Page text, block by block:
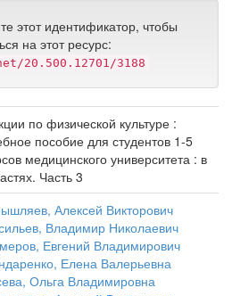
этот идентификатор, чтобы
на этот ресурс:
20.500.12701/3188
по физической культуре :
пособие для студентов 1-5
медицинского университета : в
Часть 3
Алексей Викторович
Владимир Николаевич
Евгений Владимирович
Елена Валерьевна
Ольга Владимировна